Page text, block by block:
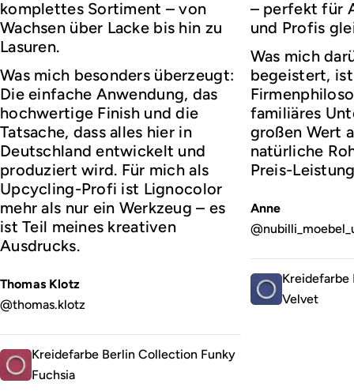
komplettes Sortiment – von
Wachsen über Lacke bis hin zu
Lasuren.
Was mich besonders überzeugt:
Die einfache Anwendung, das
hochwertige Finish und die
Tatsache, dass alles hier in
Deutschland entwickelt und
produziert wird. Für mich als
Upcycling-Profi ist Lignocolor
mehr als nur ein Werkzeug – es
ist Teil meines kreativen
Ausdrucks.
Thomas Klotz
@thomas.klotz
Kreidefarbe Berlin Collection Funky
Fuchsia
– perfekt für
und Profis
Was mich
begeistert,
familiäres
großen Wert
natürliche
Preis-
Anne
Kreidefarbe
Velvet